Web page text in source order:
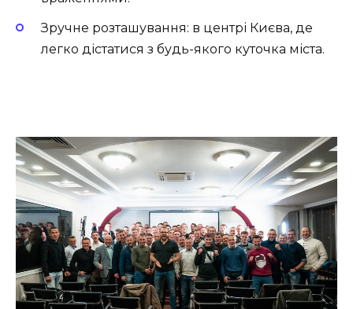
Зручне розташування: в центрі Києва, де
легко дістатися з будь-якого куточка міста.